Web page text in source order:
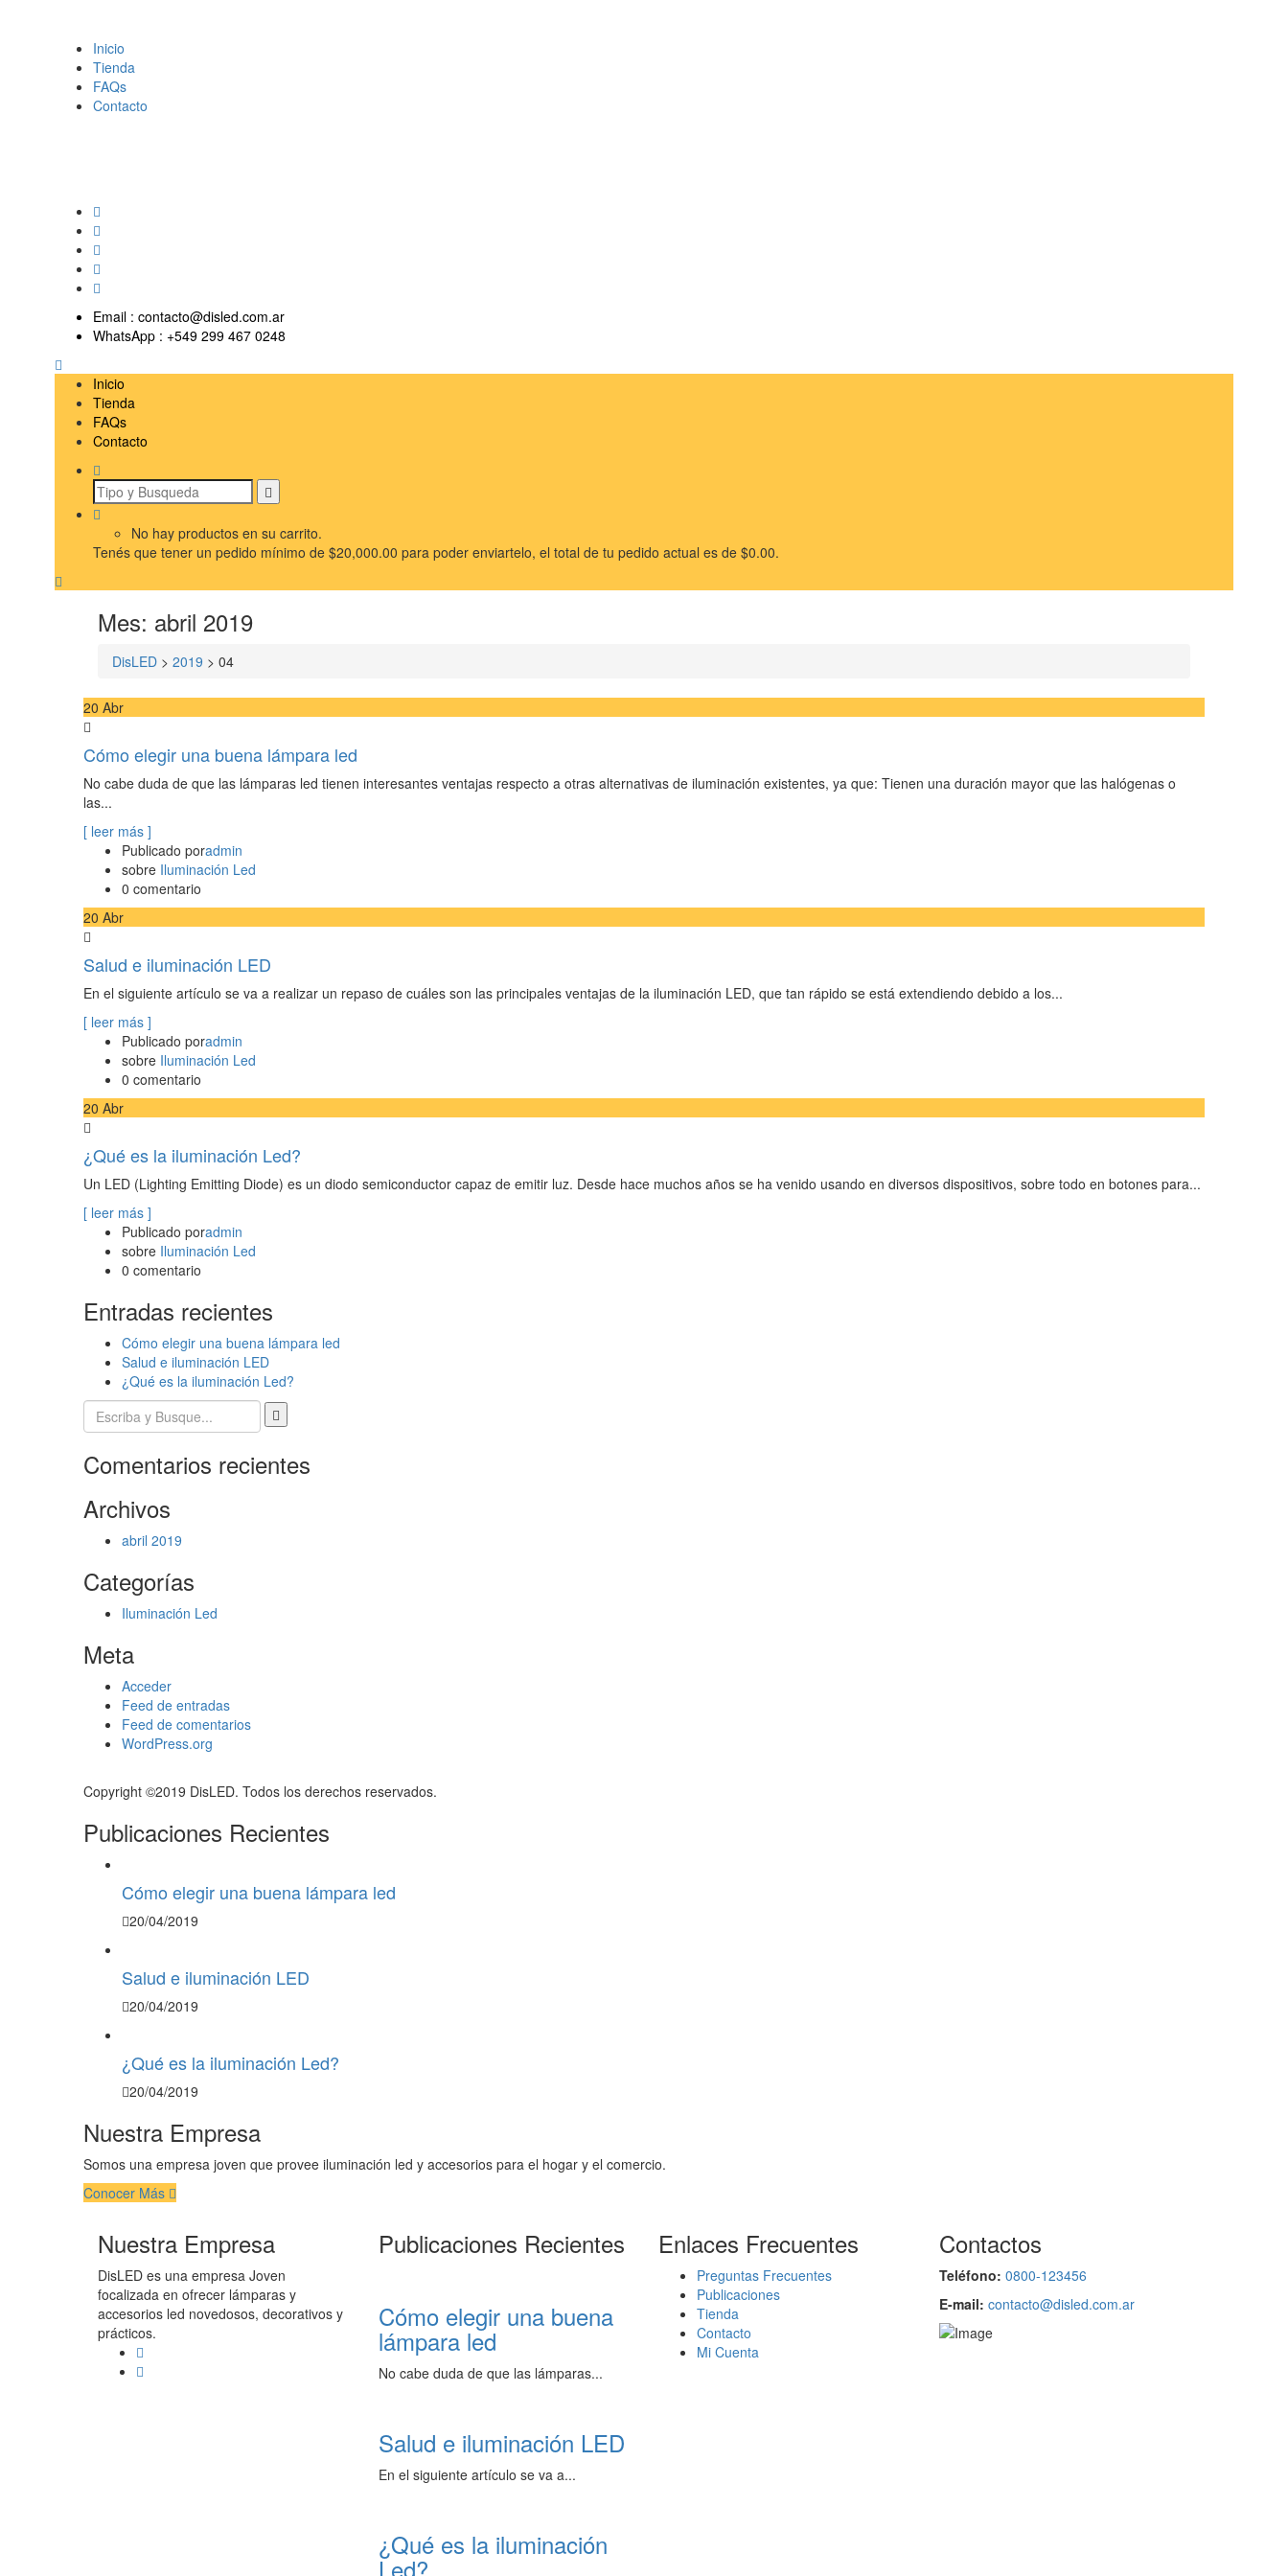
Inicio
Tienda
FAQs
Contacto
Email : contacto@disled.com.ar
WhatsApp : +549 299 467 0248
Inicio
Tienda
FAQs
Contacto
No hay productos en su carrito.
Tenés que tener un pedido mínimo de $20,000.00 para poder enviartelo, el total de tu pedido actual es de $0.00.
Mes: abril 2019
DisLED > 2019 > 04
20 Abr
Cómo elegir una buena lámpara led
No cabe duda de que las lámparas led tienen interesantes ventajas respecto a otras alternativas de iluminación existentes, ya que: Tienen una duración mayor que las halógenas o
las...
[ leer más ]
Publicado poradmin
sobre Iluminación Led
0 comentario
20 Abr
Salud e iluminación LED
En el siguiente artículo se va a realizar un repaso de cuáles son las principales ventajas de la iluminación LED, que tan rápido se está extendiendo debido a los...
[ leer más ]
Publicado poradmin
sobre Iluminación Led
0 comentario
20 Abr
¿Qué es la iluminación Led?
Un LED (Lighting Emitting Diode) es un diodo semiconductor capaz de emitir luz. Desde hace muchos años se ha venido usando en diversos dispositivos, sobre todo en botones para...
[ leer más ]
Publicado poradmin
sobre Iluminación Led
0 comentario
Entradas recientes
Cómo elegir una buena lámpara led
Salud e iluminación LED
¿Qué es la iluminación Led?
Comentarios recientes
Archivos
abril 2019
Categorías
Iluminación Led
Meta
Acceder
Feed de entradas
Feed de comentarios
WordPress.org
Copyright ©2019 DisLED. Todos los derechos reservados.
Publicaciones Recientes
Cómo elegir una buena lámpara led
20/04/2019
Salud e iluminación LED
20/04/2019
¿Qué es la iluminación Led?
20/04/2019
Nuestra Empresa
Somos una empresa joven que provee iluminación led y accesorios para el hogar y el comercio.
Conocer Más
Nuestra Empresa
DisLED es una empresa Joven
focalizada en ofrecer lámparas y
accesorios led novedosos, decorativos y
prácticos.
Publicaciones Recientes
Cómo elegir una buena
lámpara led
No cabe duda de que las lámparas...
Salud e iluminación LED
En el siguiente artículo se va a...
¿Qué es la iluminación
Led?
Enlaces Frecuentes
Preguntas Frecuentes
Publicaciones
Tienda
Contacto
Mi Cuenta
Contactos
Teléfono: 0800-123456
E-mail: contacto@disled.com.ar